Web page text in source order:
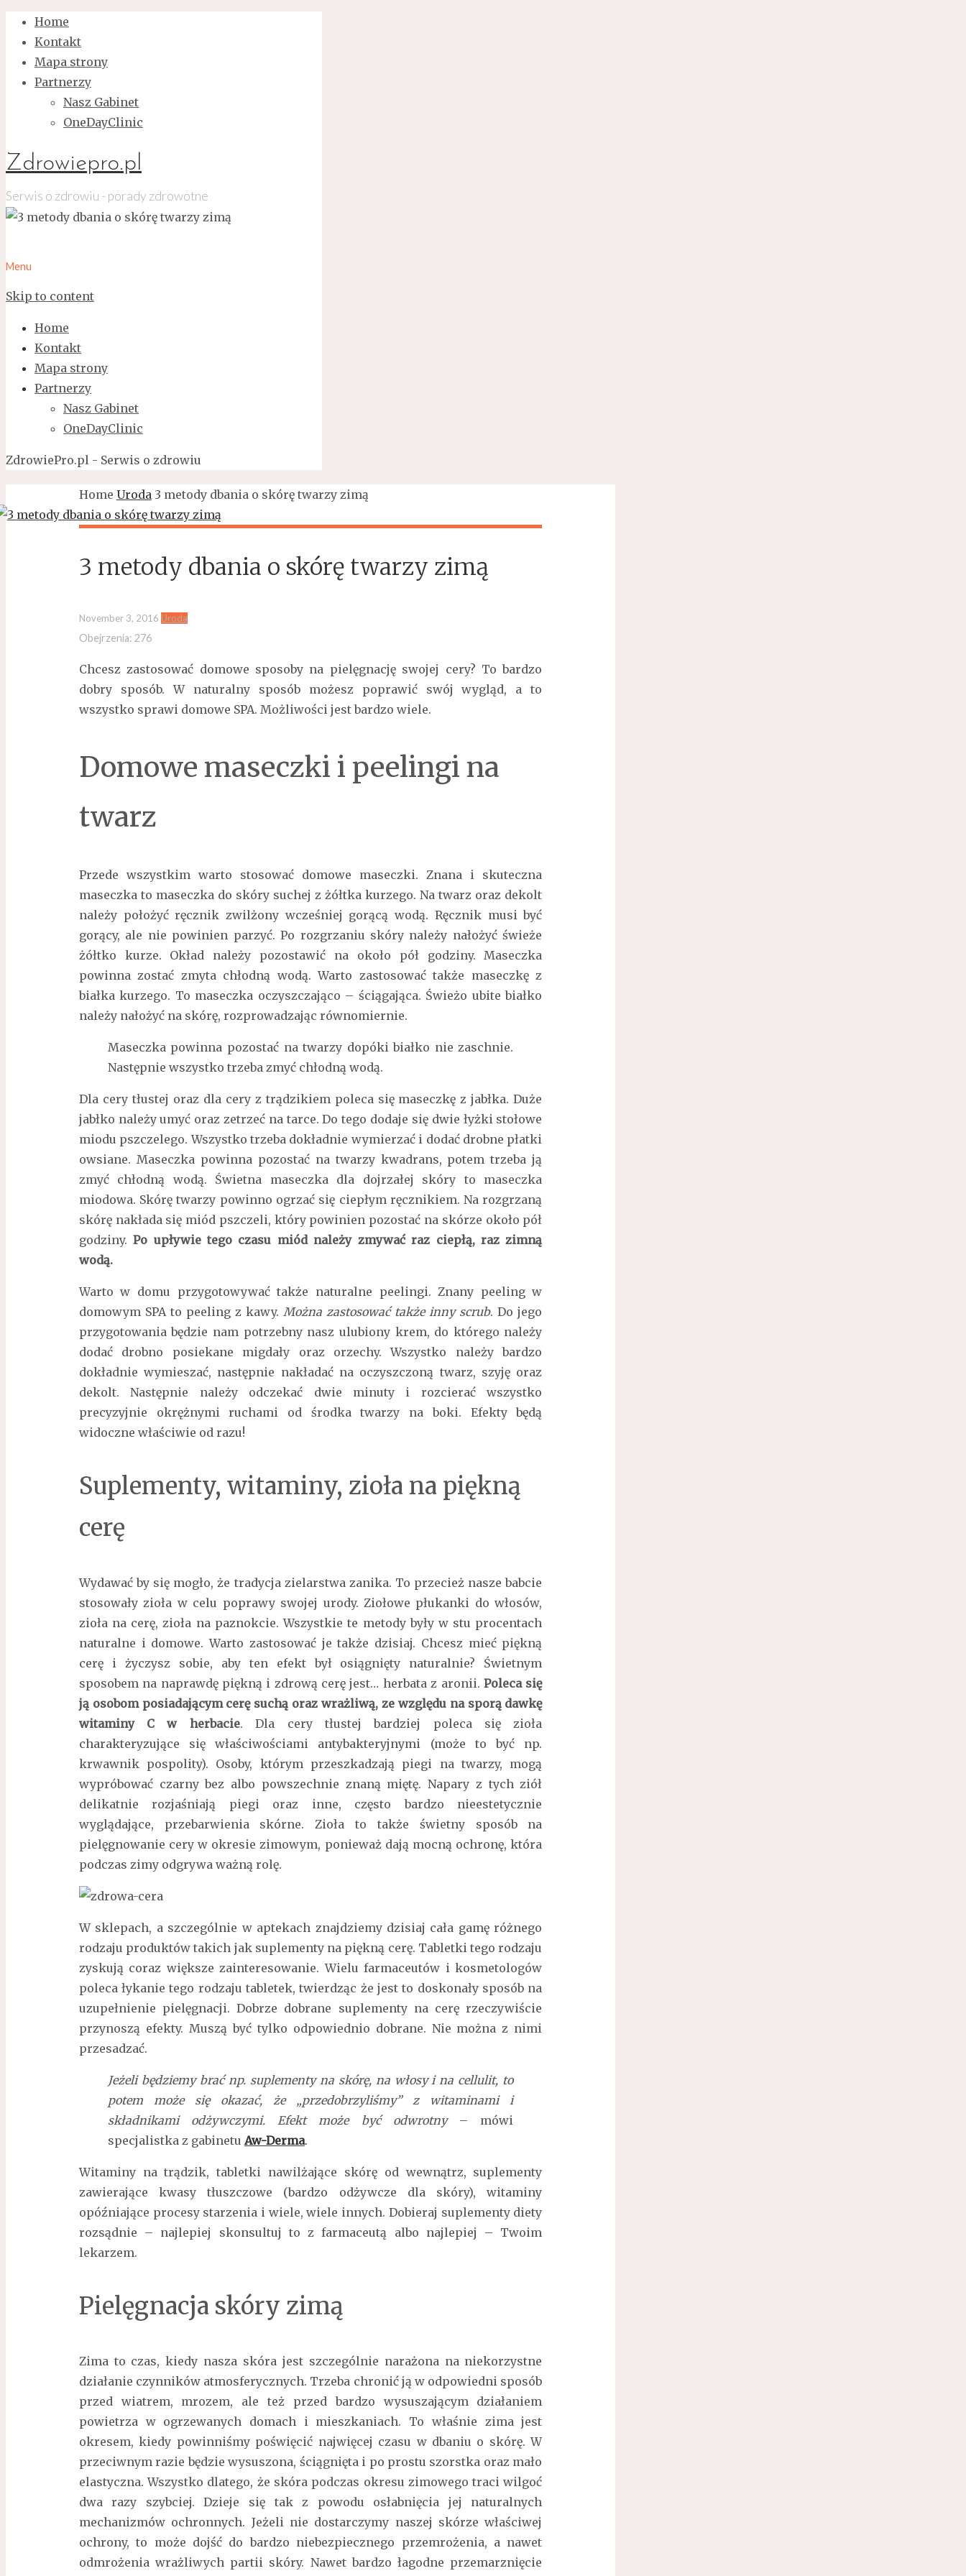
Home
Kontakt
Mapa strony
Partnerzy
Nasz Gabinet
OneDayClinic
Zdrowiepro.pl
Serwis o zdrowiu - porady zdrowotne
Menu
Skip to content
Home
Kontakt
Mapa strony
Partnerzy
Nasz Gabinet
OneDayClinic
ZdrowiePro.pl - Serwis o zdrowiu
Home Uroda 3 metody dbania o skórę twarzy zimą
3 metody dbania o skórę twarzy zimą
November 3, 2016 Uroda
Obejrzenia: 276
Chcesz zastosować domowe sposoby na pielęgnację swojej cery? To bardzo
dobry sposób. W naturalny sposób możesz poprawić swój wygląd, a to
wszystko sprawi domowe SPA. Możliwości jest bardzo wiele.
Domowe maseczki i peelingi na
twarz
Przede wszystkim warto stosować domowe maseczki. Znana i skuteczna
maseczka to maseczka do skóry suchej z żółtka kurzego. Na twarz oraz dekolt
należy położyć ręcznik zwilżony wcześniej gorącą wodą. Ręcznik musi być
gorący, ale nie powinien parzyć. Po rozgrzaniu skóry należy nałożyć świeże
żółtko kurze. Okład należy pozostawić na około pół godziny. Maseczka
powinna zostać zmyta chłodną wodą. Warto zastosować także maseczkę z
białka kurzego. To maseczka oczyszczająco – ściągająca. Świeżo ubite białko
należy nałożyć na skórę, rozprowadzając równomiernie.
Maseczka powinna pozostać na twarzy dopóki białko nie zaschnie.
Następnie wszystko trzeba zmyć chłodną wodą.
Dla cery tłustej oraz dla cery z trądzikiem poleca się maseczkę z jabłka. Duże
jabłko należy umyć oraz zetrzeć na tarce. Do tego dodaje się dwie łyżki stołowe
miodu pszczelego. Wszystko trzeba dokładnie wymierzać i dodać drobne płatki
owsiane. Maseczka powinna pozostać na twarzy kwadrans, potem trzeba ją
zmyć chłodną wodą. Świetna maseczka dla dojrzałej skóry to maseczka
miodowa. Skórę twarzy powinno ogrzać się ciepłym ręcznikiem. Na rozgrzaną
skórę nakłada się miód pszczeli, który powinien pozostać na skórze około pół
godziny.Po upływie tego czasu miód należy zmywać raz ciepłą, raz zimną
wodą.
Warto w domu przygotowywać także naturalne peelingi. Znany peeling w
domowym SPA to peeling z kawy. Można zastosować także inny scrub. Do jego
przygotowania będzie nam potrzebny nasz ulubiony krem, do którego należy
dodać drobno posiekane migdały oraz orzechy. Wszystko należy bardzo
dokładnie wymieszać, następnie nakładać na oczyszczoną twarz, szyję oraz
dekolt. Następnie należy odczekać dwie minuty i rozcierać wszystko
precyzyjnie okrężnymi ruchami od środka twarzy na boki. Efekty będą
widoczne właściwie od razu!
Suplementy, witaminy, zioła na piękną
cerę
Wydawać by się mogło, że tradycja zielarstwa zanika. To przecież nasze babcie
stosowały zioła w celu poprawy swojej urody. Ziołowe płukanki do włosów,
zioła na cerę, zioła na paznokcie. Wszystkie te metody były w stu procentach
naturalne i domowe. Warto zastosować je także dzisiaj. Chcesz mieć piękną
cerę i życzysz sobie, aby ten efekt był osiągnięty naturalnie? Świetnym
sposobem na naprawdę piękną i zdrową cerę jest… herbata z aronii.Poleca się
ją osobom posiadającym cerę suchą oraz wrażliwą, ze względu na sporą dawkę
witaminy C w herbacie. Dla cery tłustej bardziej poleca się zioła
charakteryzujące się właściwościami antybakteryjnymi (może to być np.
krwawnik pospolity). Osoby, którym przeszkadzają piegi na twarzy, mogą
wypróbować czarny bez albo powszechnie znaną miętę. Napary z tych ziół
delikatnie rozjaśniają piegi oraz inne, często bardzo nieestetycznie
wyglądające, przebarwienia skórne. Zioła to także świetny sposób na
pielęgnowanie cery w okresie zimowym, ponieważ dają mocną ochronę, która
podczas zimy odgrywa ważną rolę.
W sklepach, a szczególnie w aptekach znajdziemy dzisiaj cała gamę różnego
rodzaju produktów takich jak suplementy na piękną cerę. Tabletki tego rodzaju
zyskują coraz większe zainteresowanie. Wielu farmaceutów i kosmetologów
poleca łykanie tego rodzaju tabletek, twierdząc że jest to doskonały sposób na
uzupełnienie pielęgnacji. Dobrze dobrane suplementy na cerę rzeczywiście
przynoszą efekty. Muszą być tylko odpowiednio dobrane. Nie można z nimi
przesadzać.
Jeżeli będziemy brać np. suplementy na skórę, na włosy i na cellulit, to
potem może się okazać, że „przedobrzyliśmy” z witaminami i
składnikami odżywczymi. Efekt może być odwrotny– mówi
specjalistka z gabinetu Aw-Derma.
Witaminy na trądzik, tabletki nawilżające skórę od wewnątrz, suplementy
zawierające kwasy tłuszczowe (bardzo odżywcze dla skóry), witaminy
opóźniające procesy starzenia i wiele, wiele innych. Dobieraj suplementy diety
rozsądnie – najlepiej skonsultuj to z farmaceutą albo najlepiej – Twoim
lekarzem.
Pielęgnacja skóry zimą
Zima to czas, kiedy nasza skóra jest szczególnie narażona na niekorzystne
działanie czynników atmosferycznych. Trzeba chronić ją w odpowiedni sposób
przed wiatrem, mrozem, ale też przed bardzo wysuszającym działaniem
powietrza w ogrzewanych domach i mieszkaniach. To właśnie zima jest
okresem, kiedy powinniśmy poświęcić najwięcej czasu w dbaniu o skórę. W
przeciwnym razie będzie wysuszona, ściągnięta i po prostu szorstka oraz mało
elastyczna. Wszystko dlatego, że skóra podczas okresu zimowego traci wilgoć
dwa razy szybciej. Dzieje się tak z powodu osłabnięcia jej naturalnych
mechanizmów ochronnych. Jeżeli nie dostarczymy naszej skórze właściwej
ochrony, to może dojść do bardzo niebezpiecznego przemrożenia, a nawet
odmrożenia wrażliwych partii skóry. Nawet bardzo łagodne przemarznięcie